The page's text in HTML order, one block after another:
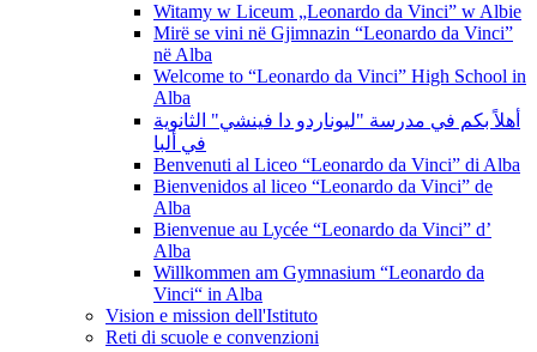
Witamy w Liceum „Leonardo da Vinci” w Albie
Mirë se vini në Gjimnazin “Leonardo da Vinci”
në Alba
Welcome to “Leonardo da Vinci” High School in
Alba
أهلاً بكم في مدرسة "ليوناردو دا فينشي" الثانوية
في ألبا
Benvenuti al Liceo “Leonardo da Vinci” di Alba
Bienvenidos al liceo “Leonardo da Vinci” de
Alba
Bienvenue au Lycée “Leonardo da Vinci” d’
Alba
Willkommen am Gymnasium “Leonardo da
Vinci“ in Alba
Vision e mission dell'Istituto
Reti di scuole e convenzioni